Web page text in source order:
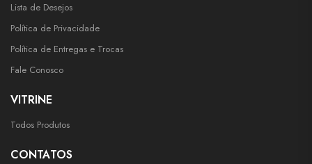
Lista de Desejos
Política de Privacidade
Política de Entregas e Trocas
Fale Conosco
VITRINE
Todos Produtos
CONTATOS